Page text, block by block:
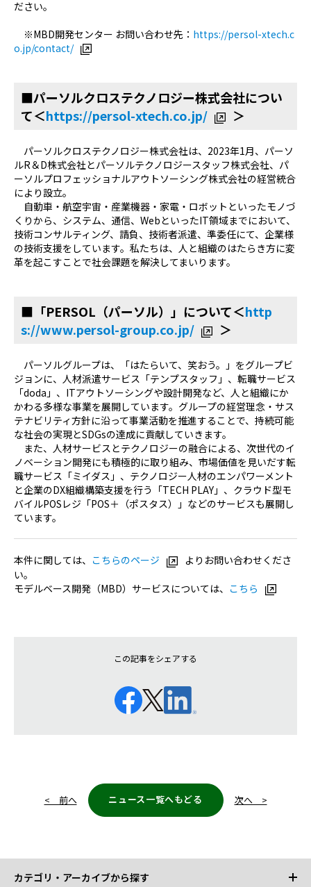
カテゴリ・アーカイブから探す
ださい。
※MBD開発センター お問い合わせ先： https://persol-xtech.c
o.jp/contact/
■パーソルクロステクノロジー株式会社につい
て＜https://persol-xtech.co.jp/ ＞
パーソルクロステクノロジー株式会社は、2023年1月、パーソ
ルR＆D株式会社とパーソルテクノロジースタッフ株式会社、パ
ーソルプロフェッショナルアウトソーシング株式会社の経営統合
により設立。
自動車・航空宇宙・産業機器・家電・ロボットといったモノづ
くりから、システム、通信、WebといったIT領域までにおいて、
技術コンサルティング、請負、技術者派遣、準委任にて、企業様
の技術支援をしています。私たちは、人と組織のはたらき方に変
革を起こすことで社会課題を解決してまいります。
■「PERSOL（パーソル）」について＜http
s://www.persol-group.co.jp/
＞
パーソルグループは、「はたらいて、笑おう。」をグループビ
ジョンに、人材派遣サービス「テンプスタッフ」、転職サービス
「doda」、ITアウトソーシングや設計開発など、人と組織にか
かわる多様な事業を展開しています。グループの経営理念・サス
テナビリティ方針に沿って事業活動を推進することで、持続可能
な社会の実現とSDGsの達成に貢献していきます。
また、人材サービスとテクノロジーの融合による、次世代のイ
ノベーション開発にも積極的に取り組み、市場価値を見いだす転
職サービス「ミイダス」、テクノロジー人材のエンパワーメント
と企業のDX組織構築支援を行う「TECH PLAY」、クラウド型モ
バイルPOSレジ「POS＋（ポスタス）」などのサービスも展開し
ています。
本件に関しては、 こちらのページ
よりお問い合わせくださ
い。
モデルベース開発（MBD）サービスについては、 こちら
この記事をシェアする
< 前へ ニュース一覧へもどる 次へ >